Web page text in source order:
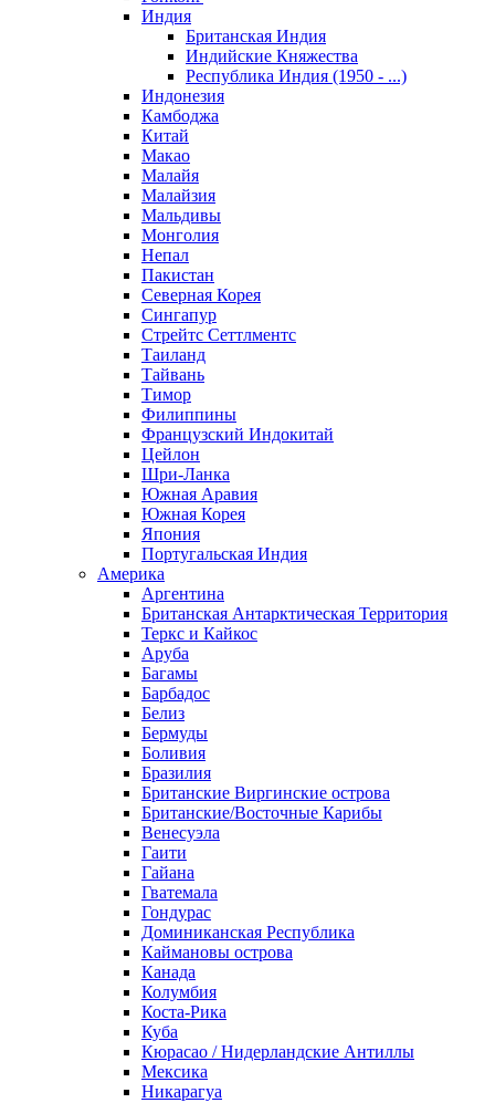
Индия
Британская Индия
Индийские Княжества
Республика Индия (1950 - ...)
Индонезия
Камбоджа
Китай
Макао
Малайя
Малайзия
Мальдивы
Монголия
Непал
Пакистан
Северная Корея
Сингапур
Стрейтс Сеттлментс
Таиланд
Тайвань
Тимор
Филиппины
Французский Индокитай
Цейлон
Шри-Ланка
Южная Аравия
Южная Корея
Япония
Португальская Индия
Америка
Аргентина
Британская Антарктическая Территория
Теркс и Кайкос
Аруба
Багамы
Барбадос
Белиз
Бермуды
Боливия
Бразилия
Британские Виргинские острова
Британские/Восточные Карибы
Венесуэла
Гаити
Гайана
Гватемала
Гондурас
Доминиканская Республика
Каймановы острова
Канада
Колумбия
Коста-Рика
Куба
Кюрасао / Нидерландские Антиллы
Мексика
Никарагуа